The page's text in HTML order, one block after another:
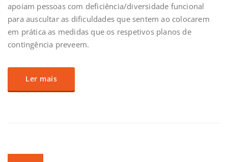
apoiam pessoas com deficiência/diversidade funcional
para auscultar as dificuldades que sentem ao colocarem
em prática as medidas que os respetivos planos de
contingência preveem.
Ler mais